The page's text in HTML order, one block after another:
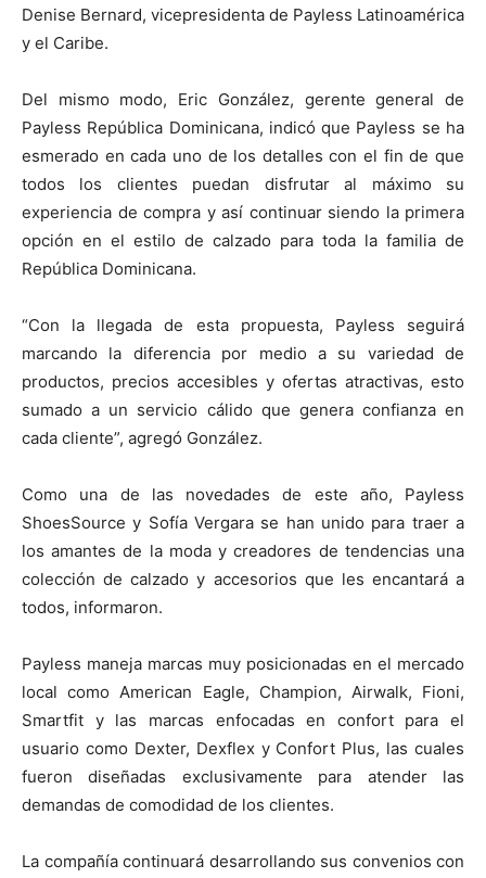
Denise Bernard, vicepresidenta de Payless Latinoamérica
y el Caribe.
Del mismo modo, Eric González, gerente general de
Payless República Dominicana, indicó que Payless se ha
esmerado en cada uno de los detalles con el fin de que
todos los clientes puedan disfrutar al máximo su
experiencia de compra y así continuar siendo la primera
opción en el estilo de calzado para toda la familia de
República Dominicana.
“Con la llegada de esta propuesta, Payless seguirá
marcando la diferencia por medio a su variedad de
productos, precios accesibles y ofertas atractivas, esto
sumado a un servicio cálido que genera confianza en
cada cliente”, agregó González.
Como una de las novedades de este año, Payless
ShoesSource y Sofía Vergara se han unido para traer a
los amantes de la moda y creadores de tendencias una
colección de calzado y accesorios que les encantará a
todos, informaron.
Payless maneja marcas muy posicionadas en el mercado
local como American Eagle, Champion, Airwalk, Fioni,
Smartfit y las marcas enfocadas en confort para el
usuario como Dexter, Dexflex y Confort Plus, las cuales
fueron diseñadas exclusivamente para atender las
demandas de comodidad de los clientes.
La compañía continuará desarrollando sus convenios con